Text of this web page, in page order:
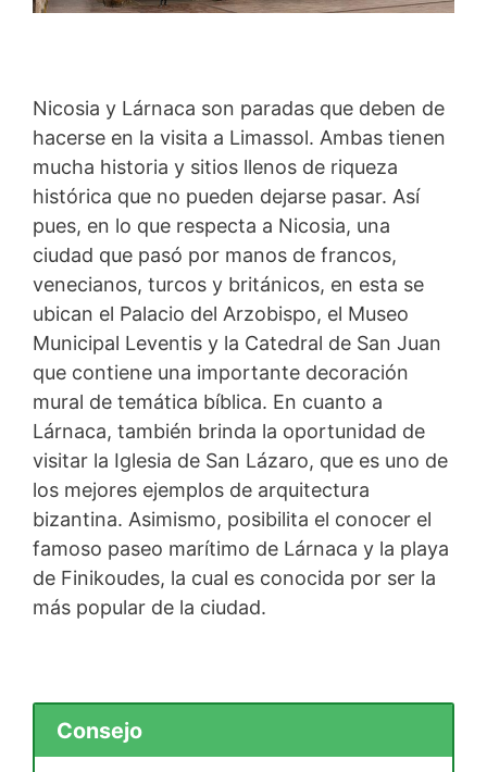
Nicosia y Lárnaca son paradas que deben de
hacerse en la visita a Limassol. Ambas tienen
mucha historia y sitios llenos de riqueza
histórica que no pueden dejarse pasar. Así
pues, en lo que respecta a Nicosia, una
ciudad que pasó por manos de francos,
venecianos, turcos y británicos, en esta se
ubican el Palacio del Arzobispo, el Museo
Municipal Leventis y la Catedral de San Juan
que contiene una importante decoración
mural de temática bíblica. En cuanto a
Lárnaca, también brinda la oportunidad de
visitar la Iglesia de San Lázaro, que es uno de
los mejores ejemplos de arquitectura
bizantina. Asimismo, posibilita el conocer el
famoso paseo marítimo de Lárnaca y la playa
de Finikoudes, la cual es conocida por ser la
más popular de la ciudad.
Consejo